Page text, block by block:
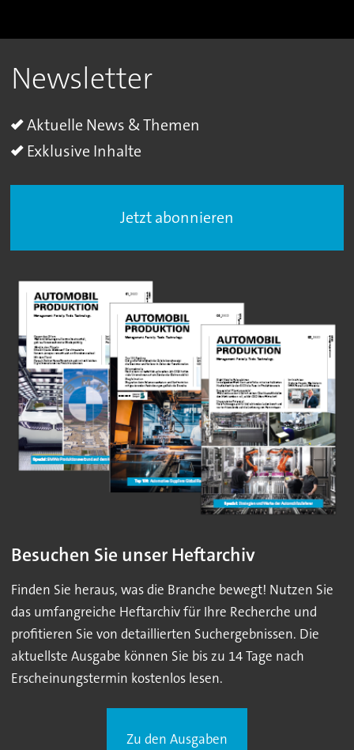
Newsletter
Aktuelle News & Themen
Exklusive Inhalte
Jetzt abonnieren
Besuchen Sie unser Heftarchiv
Finden Sie heraus, was die Branche bewegt! Nutzen Sie
das umfangreiche Heftarchiv für Ihre Recherche und
profitieren Sie von detaillierten Suchergebnissen. Die
aktuellste Ausgabe können Sie bis zu 14 Tage nach
Erscheinungstermin kostenlos lesen.
Zu den Ausgaben